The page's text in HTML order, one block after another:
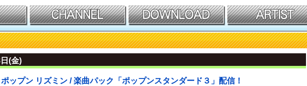
(金)
ポップン リズミン / 楽曲パック「ポップンスタンダード３」配信！